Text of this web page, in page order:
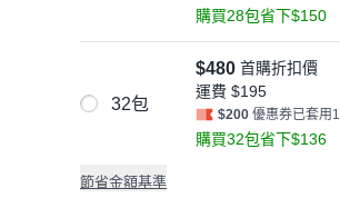
購買28包省下$150
32包
$480 首購折扣價
運費 $195
$200 優惠券已套用
購買32包省下$136
節省金額基準